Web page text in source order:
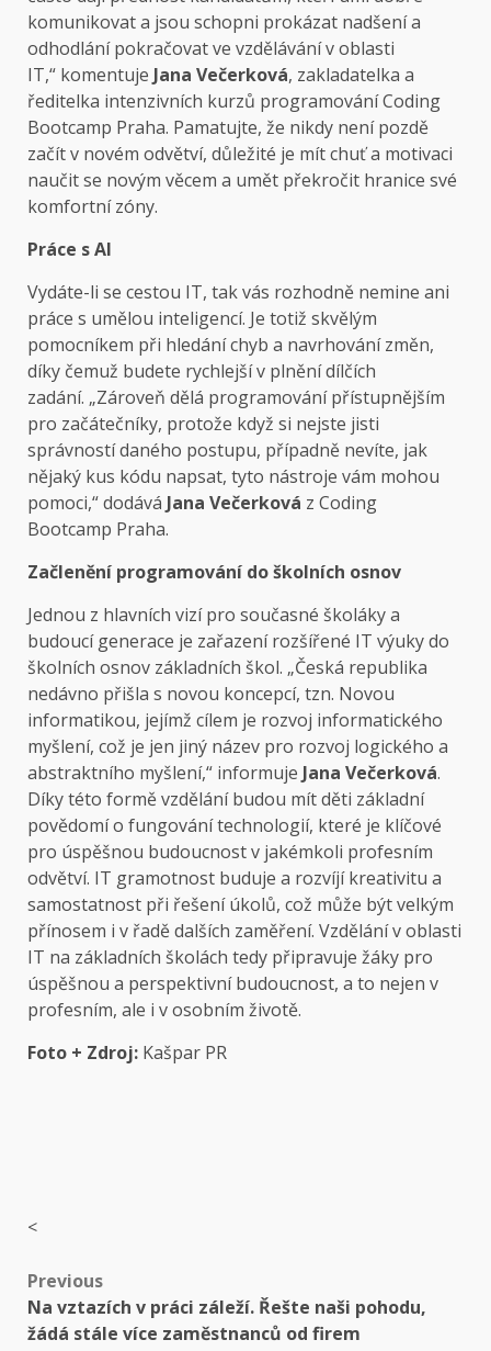
komunikovat a jsou schopni prokázat nadšení a
odhodlání pokračovat ve vzdělávání v oblasti
IT,“ komentuje Jana Večerková, zakladatelka a
ředitelka intenzivních kurzů programování Coding
Bootcamp Praha. Pamatujte, že nikdy není pozdě
začít v novém odvětví, důležité je mít chuť a motivaci
naučit se novým věcem a umět překročit hranice své
komfortní zóny.
Práce s AI
Vydáte-li se cestou IT, tak vás rozhodně nemine ani
práce s umělou inteligencí. Je totiž skvělým
pomocníkem při hledání chyb a navrhování změn,
díky čemuž budete rychlejší v plnění dílčích
zadání. „Zároveň dělá programování přístupnějším
pro začátečníky, protože když si nejste jisti
správností daného postupu, případně nevíte, jak
nějaký kus kódu napsat, tyto nástroje vám mohou
pomoci,“ dodává Jana Večerková z Coding
Bootcamp Praha.
Začlenění programování do školních osnov
Jednou z hlavních vizí pro současné školáky a
budoucí generace je zařazení rozšířené IT výuky do
školních osnov základních škol. „Česká republika
nedávno přišla s novou koncepcí, tzn. Novou
informatikou, jejímž cílem je rozvoj informatického
myšlení, což je jen jiný název pro rozvoj logického a
abstraktního myšlení,“ informuje Jana Večerková.
Díky této formě vzdělání budou mít děti základní
povědomí o fungování technologií, které je klíčové
pro úspěšnou budoucnost v jakémkoli profesním
odvětví. IT gramotnost buduje a rozvíjí kreativitu a
samostatnost při řešení úkolů, což může být velkým
přínosem i v řadě dalších zaměření. Vzdělání v oblasti
IT na základních školách tedy připravuje žáky pro
úspěšnou a perspektivní budoucnost, a to nejen v
profesním, ale i v osobním životě.
Foto + Zdroj: Kašpar PR
<
Post
navigation
Previous
Na vztazích v práci záleží. Řešte naši pohodu,
žádá stále více zaměstnanců od firem